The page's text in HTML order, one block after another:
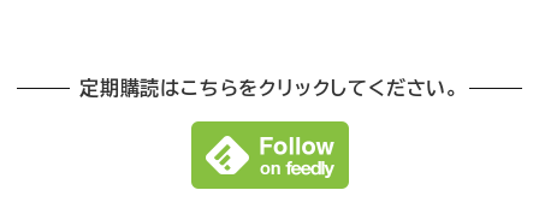
定期購読はこちらをクリックしてください。